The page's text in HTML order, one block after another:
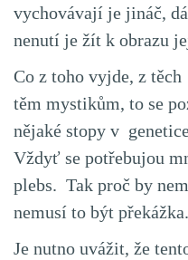
vychovávají je jináč,
nenutí je žít k obrazu
Co z toho vyjde, z
těm mystikům, to se
nějaké stopy v
Vždyť se potřebujou
plebs. Tak proč by
nemusí to být překážka.
Je nutno uvážit, že